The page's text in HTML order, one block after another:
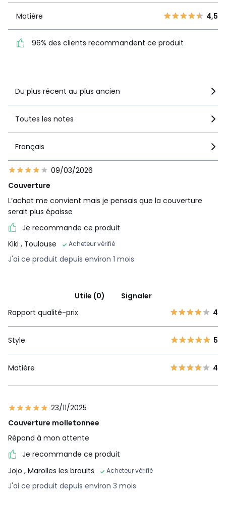
1 1
recommandent ce produit
Matière 4,5
96% des clients recommandent ce produit
Du plus récent au plus ancien
Toutes les notes
Français
09/03/2026
Couverture
L’achat me convient mais je pensais que la couverture
serait plus épaisse
Je recommande ce produit
Kiki , Toulouse Acheteur vérifié
J'ai ce produit depuis environ 1 mois
Utile (0)
Signaler
Rapport qualité-prix
4
Style 5
Matière 4
23/11/2025
Couverture molletonnee
Répond à mon attente
Je recommande ce produit
Jojo , Marolles les braults Acheteur vérifié
J'ai ce produit depuis environ 3 mois